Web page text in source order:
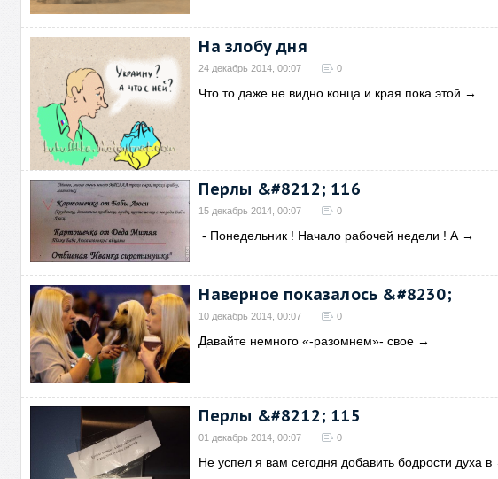
На злобу дня
24 декабрь 2014, 00:07 0
Что то даже не видно конца и края пока этой →
Перлы &#8212; 116
15 декабрь 2014, 00:07 0
- Понедельник ! Начало рабочей недели ! А →
Наверное показалось &#8230;
10 декабрь 2014, 00:07 0
Давайте немного «-разомнем»- свое →
Перлы &#8212; 115
01 декабрь 2014, 00:07 0
Не успел я вам сегодня добавить бодрости духа в